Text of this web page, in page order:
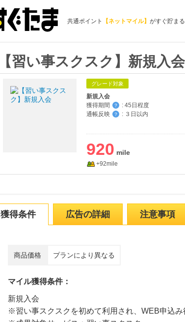
共通ポイント 【ネットマイル】 がすぐ貯まる
【習い事スクスク】新規入会
グレード対象
新規入会
獲得期間
？ : 45日程度
通帳反映
？ : ３日以内
920
+92mile
獲得条件 広告の詳細 注意事項
商品価格 プランにより異なる
マイル獲得条件：
新規入会
※習い事スクスクを初めて利用され、WEB申込